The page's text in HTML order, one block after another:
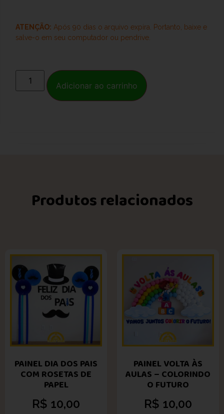
ATENÇÃO: Após 90 dias o arquivo expira. Portanto, baixe e
salve-o em seu computador ou pendrive.
Adicionar ao carrinho
Produtos relacionados
PAINEL DIA DOS PAIS
COM ROSETAS DE
PAPEL
R$ 10,00
PAINEL VOLTA ÀS
AULAS – COLORINDO
O FUTURO
R$ 10,00